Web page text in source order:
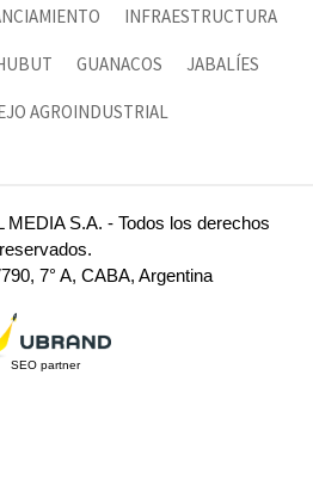
INFRAESTRUCTURA
GUANACOS JABALÍES
AGROINDUSTRIAL
S.A. - Todos los derechos
reservados.
7° A, CABA, Argentina
SEO partner